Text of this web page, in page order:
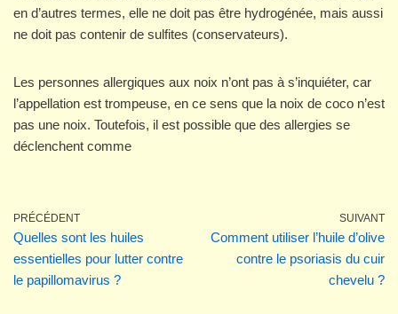
en d’autres termes, elle ne doit pas être hydrogénée, mais aussi
ne doit pas contenir de sulfites (conservateurs).
Les personnes allergiques aux noix n’ont pas à s’inquiéter, car
l’appellation est trompeuse, en ce sens que la noix de coco n’est
pas une noix. Toutefois, il est possible que des allergies se
déclenchent comme
PRÉCÉDENT
Quelles sont les huiles
essentielles pour lutter contre
le papillomavirus ?
SUIVANT
Comment utiliser l’huile d’olive
contre le psoriasis du cuir
chevelu ?